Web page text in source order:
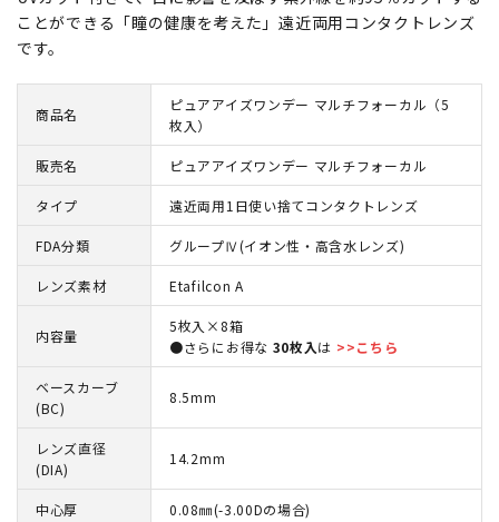
ことができる「瞳の健康を考えた」遠近両用コンタクトレンズ
です。
商品名
ピュアアイズワンデー マルチフォーカル（5
枚入）
販売名 ピュアアイズワンデー マルチフォーカル
タイプ 遠近両用1日使い捨てコンタクトレンズ
FDA分類 グループⅣ(イオン性・高含水レンズ)
レンズ素材 Etafilcon A
内容量
5枚入×8箱
●さらにお得な 30枚入は >>こちら
ベースカーブ
(BC)
8.5mm
レンズ直径
(DIA)
14.2mm
中心厚 0.08㎜(-3.00Dの場合)